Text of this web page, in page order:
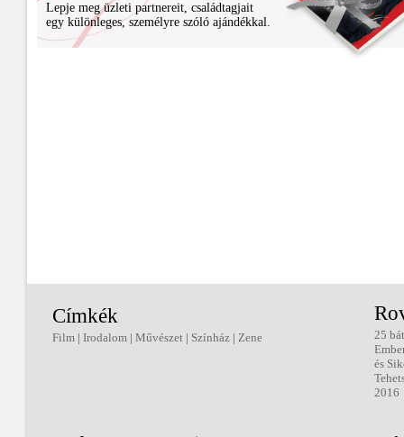
Lepje meg üzleti partnereit, családtagjait
egy különleges, személyre szóló ajándékkal.
Címkék
Film | Irodalom | Művészet | Színház | Zene
25
és
2016